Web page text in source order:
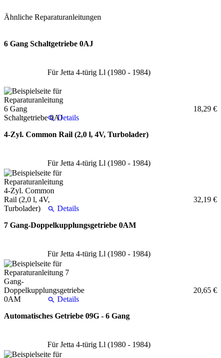
Ähnliche Reparaturanleitungen
6 Gang Schaltgetriebe 0AJ
Für Jetta 4-türig Ll (1980 - 1984)
18,29 €
Details
4-Zyl. Common Rail (2,0 l, 4V, Turbolader)
Für Jetta 4-türig Ll (1980 - 1984)
32,19 €
Details
7 Gang-Doppelkupplungsgetriebe 0AM
Für Jetta 4-türig Ll (1980 - 1984)
20,65 €
Details
Automatisches Getriebe 09G - 6 Gang
Für Jetta 4-türig Ll (1980 - 1984)